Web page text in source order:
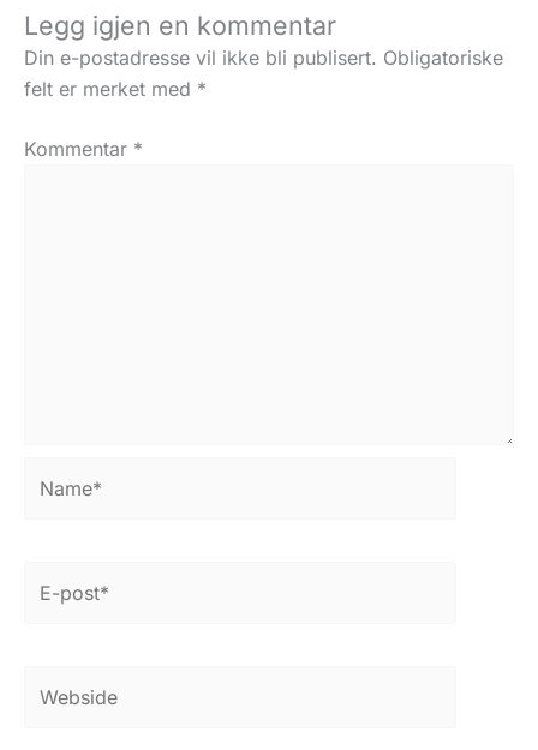
Legg igjen en kommentar
Din e-postadresse vil ikke bli publisert. Obligatoriske
felt er merket med *
Kommentar *
post*